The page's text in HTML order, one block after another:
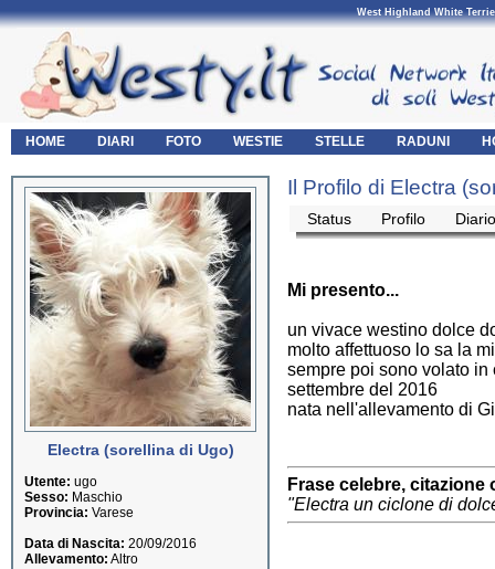
West Highland White
HOME DIARI FOTO WESTIE STELLE RADUNI
Electra (sorellina di Ugo)
Utente: ugo
Sesso: Maschio
Provincia: Varese
Data di Nascita: 20/09/2016
Allevamento: Altro
Il Profilo di Electra
Status Profilo Diario
Mi presento...
un vivace westino dolce
molto affettuoso lo sa la
sempre poi sono volato
settembre del 2016
nata nell'allevamento di
Frase celebre,
"Electra un ciclone di